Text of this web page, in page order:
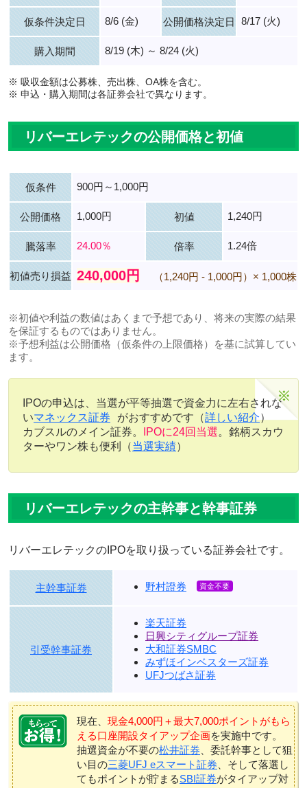
仮条件決定日 8/6 (金) 公開価格決定日 8/17 (火)
購入期間 8/19 (木) ～ 8/24 (火)
※ 吸収金額は公募株、売出株、OA株を含む。
※ 申込・購入期間は各証券会社で異なります。
リバーエレテックの公開価格と初値
仮条件 900円～1,000円
公開価格 1,000円 初値 1,240円
騰落率 24.00％ 倍率 1.24倍
初値売り損益 240,000円 （1,240円 - 1,000円）× 1,000株
※初値や利益の数値はあくまで予想であり、将来の実際の結果
を保証するものではありません。
※予想利益は公開価格（仮条件の上限価格）を基に試算してい
ます。
IPOの申込は、当選が平等抽選で資金力に左右されな
いマネックス証券 がおすすめです（詳しい紹介）
カブスルのメイン証券。
IPOに24回当選。銘柄スカウ
ターやワン株も便利（当選実績）
リバーエレテックの主幹事と幹事証券
リバーエレテックのIPOを取り扱っている証券会社です。
主幹事証券 野村證券
引受幹事証券
楽天証券
日興シティグループ証券
大和証券SMBC
みずほインベスターズ証券
UFJつばさ証券
現在、 現金4,000円＋最大7,000ポイントがもら
える口座開設タイアップ企画を実施中です。
抽選資金が不要の松井証券 、委託幹事として狙
い目の三菱UFJ eスマート証券 、そして落選し
てもポイントが貯まるSBI証券がタイアップ対